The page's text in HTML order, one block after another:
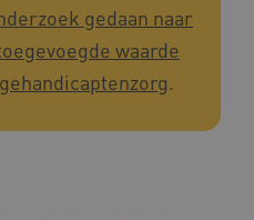
gedaan naar
waarde
.